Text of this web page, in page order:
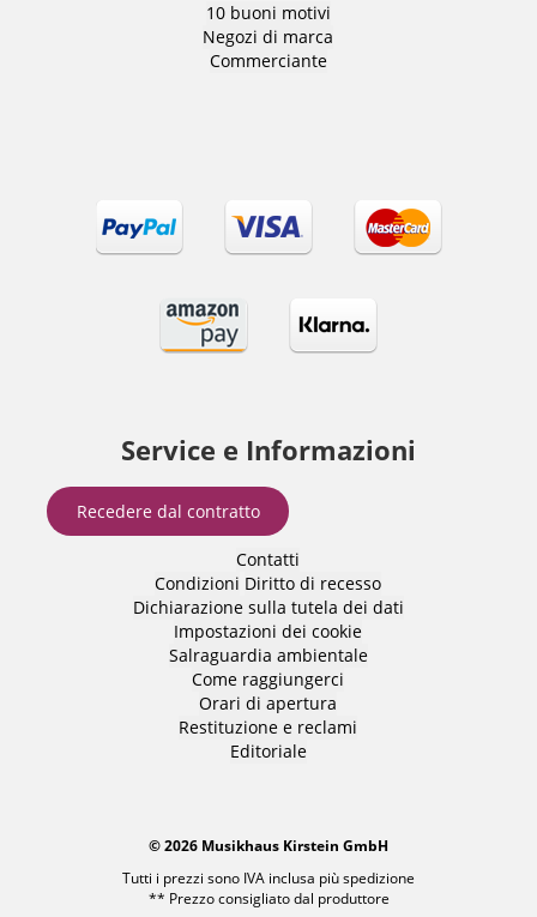
10 buoni motivi
Negozi di marca
Commerciante
Service e Informazioni
Recedere dal contratto
Contatti
Condizioni Diritto di recesso
Dichiarazione sulla tutela dei dati
Impostazioni dei cookie
Salraguardia ambientale
Come raggiungerci
Orari di apertura
Restituzione e reclami
Editoriale
© 2026 Musikhaus Kirstein GmbH
Tutti i prezzi sono IVA inclusa piùspedizione
** Prezzo consigliato dal produttore